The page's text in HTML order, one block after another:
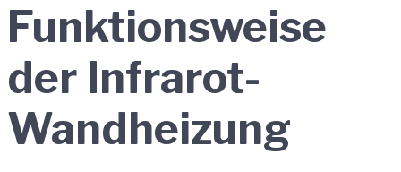
Funktionsweise
der Infrarot-
Wandheizung